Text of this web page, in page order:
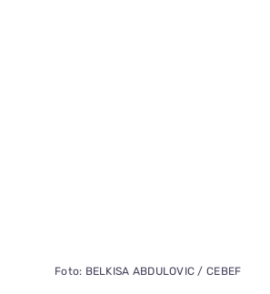
Foto: BELKISA ABDULOVIC / CEBEF